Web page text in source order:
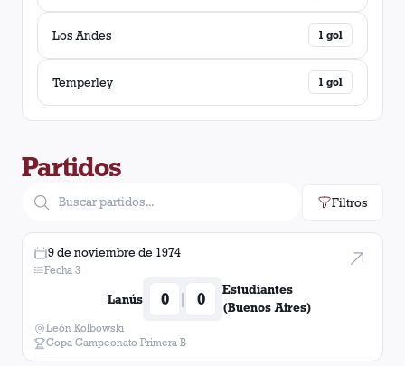
Los Andes 1 gol
Temperley 1 gol
Partidos
Filtros
9 de noviembre de 1974
Fecha 3
Lanús 0 | 0
Estudiantes
(Buenos Aires)
León Kolbowski
Copa Campeonato Primera B